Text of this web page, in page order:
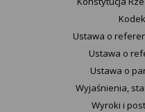
Ustawa o
Ustawa o
Ustawa o
Wyjaśnienia,
Wyroki i